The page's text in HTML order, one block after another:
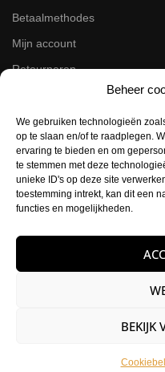
Beheer
We gebruiken technologieën
op te slaan en/of te raadplegen.
ervaring te bieden en om
te stemmen met deze
unieke ID's op deze site
toestemming intrekt, kan dit een
functies en mogelijkheden.
BEKIJK
Betaalmethodes
Mijn account
Retourneren
Volg ons op de
Instagram
Facebook
Contactgegevens
info@hettattoohuys.nl